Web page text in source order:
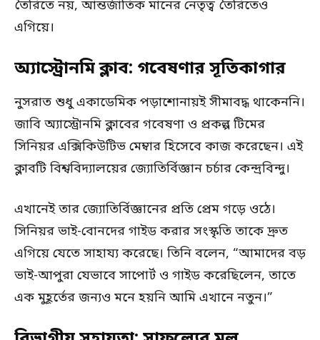
তৈরিতে নয়, আন্তর্জাতিক মানের নেতৃত্ব তৈরিতেও
এগিয়ে।
অ্যাস্ট্রোনমি ক্লাব: গবেষণার সূতিকাগার
নুসরাত শুধু একাডেমিক পড়াশোনায়ই সীমাবদ্ধ থাকেননি।
জাবি অ্যাস্ট্রোনমি ক্লাবের গবেষণা ও প্রকল্প টিমের
সিনিয়র এক্সিকিউটিভ মেম্বার হিসেবে কাজ করেছেন। এই
ক্লাবটি বিশ্ববিদ্যালয়ের জ্যোতির্বিজ্ঞান চর্চার কেন্দ্রবিন্দু।
এখানেই তার জ্যোতির্বিজ্ঞানের প্রতি প্রেম গড়ে ওঠে।
সিনিয়র ভাই-বোনদের গাইড করার সংস্কৃতি তাকে দ্রুত
এগিয়ে যেতে সাহায্য করেছে। তিনি বলেন, “আমাদের বড়
ভাই-আপুরা যেভাবে সাপোর্ট ও গাইড করেছিলেন, তাতে
এক মুহূর্তের জন্যও মনে হয়নি আমি এখানে নতুন।”